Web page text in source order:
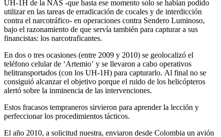
UH-1H de la NAS -que hasta ese momento solo se habían podido
utilizar en las tareas de erradicación de cocales y de interdicción
contra el narcotráfico- en operaciones contra Sendero Luminoso,
bajo el razonamiento de que servía también para capturar a sus
financistas: los narcotraficantes.
En dos o tres ocasiones (entre 2009 y 2010) se geolocalizó el
teléfono celular de ‘Artemio’ y se llevaron a cabo operativos
helitransportados (con los UH-1H) para capturarlo. Al final no se
consiguió alcanzar el objetivo porque el ruido de los helicópteros
alertó sobre la inminencia de las intervenciones.
Estos fracasos tempraneros sirvieron para aprender la lección y
perfeccionar los procedimientos tácticos.
El año 2010, a solicitud nuestra, enviaron desde Colombia un avión